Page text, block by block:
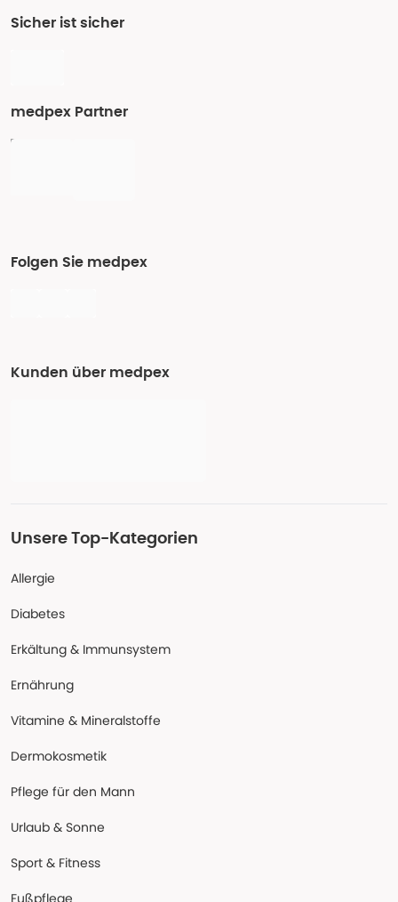
Sicher ist sicher
medpex Partner
Folgen Sie medpex
Kunden über medpex
Unsere Top-Kategorien
Allergie
Diabetes
Erkältung & Immunsystem
Ernährung
Vitamine & Mineralstoffe
Dermokosmetik
Pflege für den Mann
Urlaub & Sonne
Sport & Fitness